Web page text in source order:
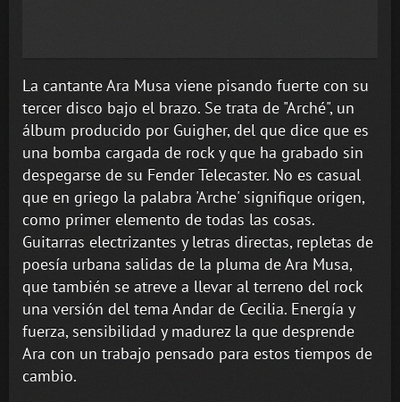
La cantante Ara Musa viene pisando fuerte con su
tercer disco bajo el brazo. Se trata de "Arché", un
álbum producido por Guigher, del que dice que es
una bomba cargada de rock y que ha grabado sin
despegarse de su Fender Telecaster. No es casual
que en griego la palabra 'Arche' signifique origen,
como primer elemento de todas las cosas.
Guitarras electrizantes y letras directas, repletas de
poesía urbana salidas de la pluma de Ara Musa,
que también se atreve a llevar al terreno del rock
una versión del tema Andar de Cecilia. Energía y
fuerza, sensibilidad y madurez la que desprende
Ara con un trabajo pensado para estos tiempos de
cambio.